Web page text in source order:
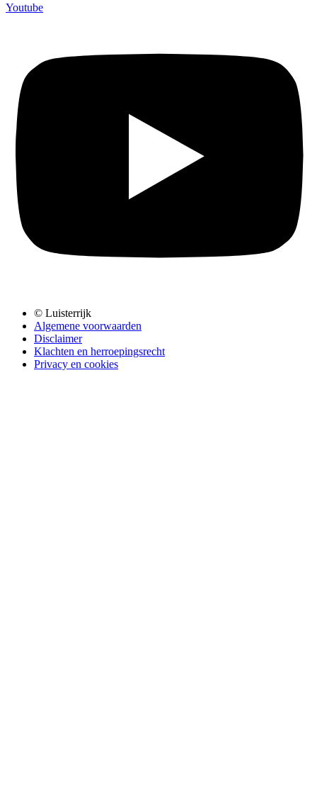
Youtube
© Luisterrijk
Algemene voorwaarden
Disclaimer
Klachten en herroepingsrecht
Privacy en cookies